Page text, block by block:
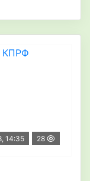
14:35 28